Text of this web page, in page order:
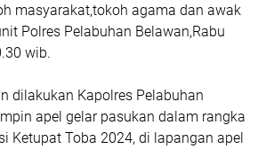
masyarakat,tokoh agama dan awak
Polres Pelabuhan Belawan,Rabu
wib.
dilakukan Kapolres Pelabuhan
apel gelar pasukan dalam rangka
Ketupat Toba 2024, di lapangan apel